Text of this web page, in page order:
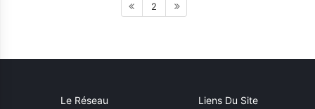
2
Le Réseau Liens Du Site